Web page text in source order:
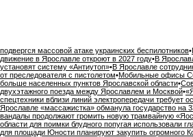
подвергся массовой атаке украинских беспилотников•
движение в Ярославле откроют в 2027 году•В
установят систему «Антиутоп»•В Ярославле
от преследователя с пистолетом•Мобильные офисы
больше населенных пунктов Ярославской области•
двухэтажного поезда между Ярославлем и Москвой•
спецтехники вблизи линий электропередачи требует
Ярославле «массажистка» обманула государство на
вандалы продолжают громить новую трамвайную
области для поимки блудного попугая использовали
для площади Юности планируют закупить огромного